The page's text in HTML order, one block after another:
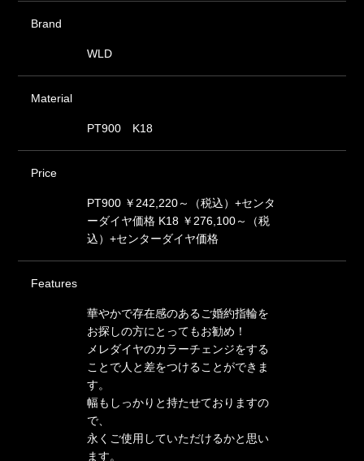
Brand
WLD
Material
PT900 K18
Price
PT900 ￥242,220～（税込）+センタ
ーダイヤ価格 K18 ￥276,100～（税
込）+センターダイヤ価格
Features
華やかで存在感のあるご婚約指輪を
お探しの方にとってもお勧め！
メレダイヤのカラーチェンジをする
ことで人と差をつけることができま
す。
幅もしっかりと持たせておりますの
で、
永くご使用していただけるかと思い
ます。